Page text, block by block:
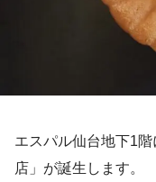
エスパル仙台地下1
店」が誕生します。